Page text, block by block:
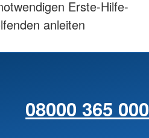
Erste-Hilfe-
anleiten
08000 365 000